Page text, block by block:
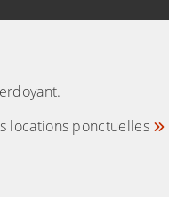
locations ponctuelles